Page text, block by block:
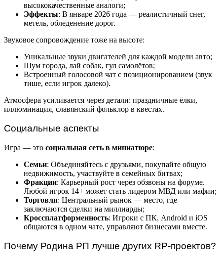
высококачественные аналоги;
Эффекты: В январе 2026 года — реалистичный снег,
метель, обледенение дорог.
Звуковое сопровождение тоже на высоте:
Уникальные звуки двигателей для каждой модели авто;
Шум города, лай собак, гул самолётов;
Встроенный голосовой чат с позиционированием (звук
тише, если игрок далеко).
Атмосфера усиливается через детали: праздничные ёлки,
иллюминация, славянский фольклор в квестах.
Социальные аспекты
Игра — это социальная сеть в миниатюре:
Семьи: Объединяйтесь с друзьями, покупайте общую
недвижимость, участвуйте в семейных битвах;
Фракции: Карьерный рост через обзвоны на форуме.
Любой игрок 14+ может стать лидером МВД или мафии;
Торговля: Центральный рынок — место, где
заключаются сделки на миллиарды;
Кроссплатформенность: Игроки с ПК, Android и iOS
общаются в одном чате, управляют бизнесами вместе.
Почему Родина РП лучше других RP-проектов?